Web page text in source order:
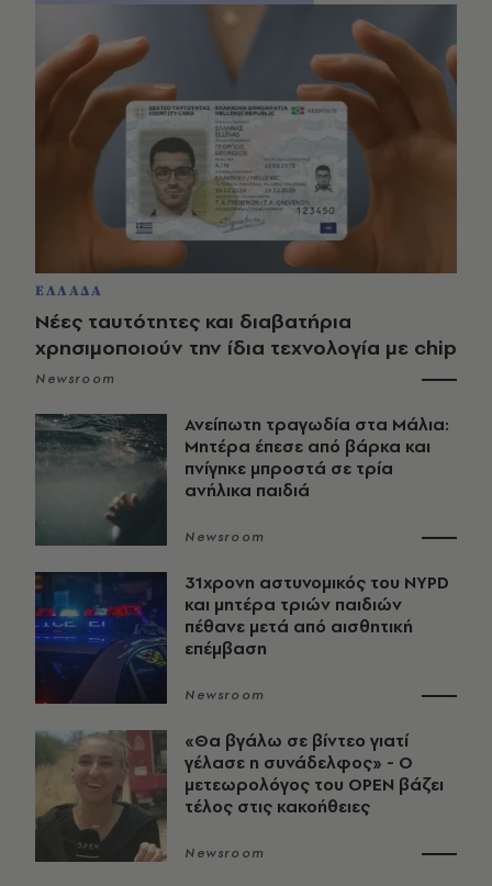
ΕΛΛΑΔΑ
Νέες ταυτότητες και διαβατήρια
χρησιμοποιούν την ίδια τεχνολογία με chip
Newsroom
Ανείπωτη τραγωδία στα Μάλια:
Μητέρα έπεσε από βάρκα και
πνίγηκε μπροστά σε τρία
ανήλικα παιδιά
Newsroom
31χρονη αστυνομικός του NYPD
και μητέρα τριών παιδιών
πέθανε μετά από αισθητική
επέμβαση
Newsroom
«Θα βγάλω σε βίντεο γιατί
γέλασε η συνάδελφος» - Ο
μετεωρολόγος του OPEN βάζει
τέλος στις κακοήθειες
Newsroom